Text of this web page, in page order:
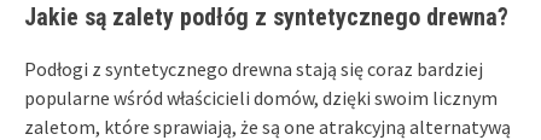
Jakie są zalety podłóg z syntetycznego drewna?
Podłogi z syntetycznego drewna stają się coraz bardziej
popularne wśród właścicieli domów, dzięki swoim licznym
zaletom, które sprawiają, że są one atrakcyjną alternatywą